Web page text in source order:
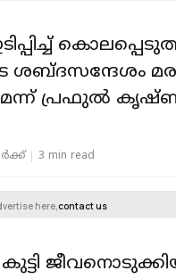
ശബ്ദസന്ദേശം
പ്രഫുൽ
3 min read
here,contact us
കുട്ടി